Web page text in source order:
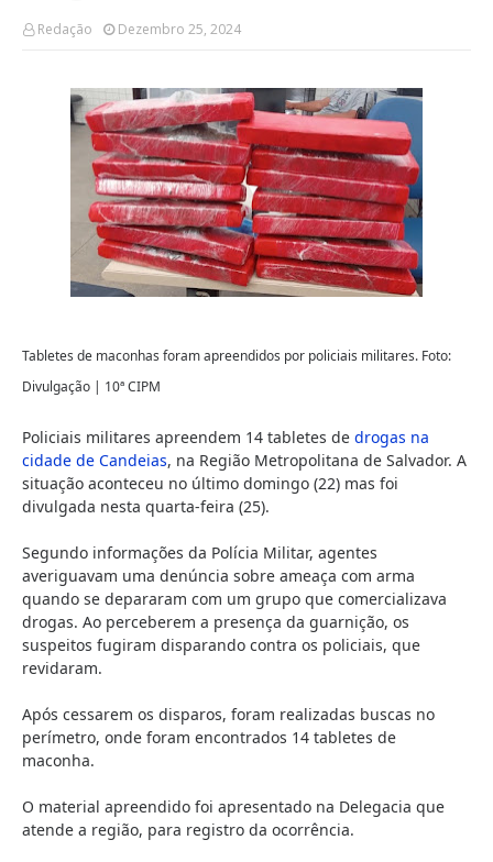
Redação Dezembro 25, 2024
Tabletes de maconhas foram apreendidos por policiais militares. Foto:
Divulgação | 10ª CIPM
Policiais militares apreendem 14 tabletes de drogas na
cidade de Candeias, na Região Metropolitana de Salvador. A
situação aconteceu no último domingo (22) mas foi
divulgada nesta quarta-feira (25).
Segundo informações da Polícia Militar, agentes
averiguavam uma denúncia sobre ameaça com arma
quando se depararam com um grupo que comercializava
drogas. Ao perceberem a presença da guarnição, os
suspeitos fugiram disparando contra os policiais, que
revidaram.
Após cessarem os disparos, foram realizadas buscas no
perímetro, onde foram encontrados 14 tabletes de
maconha.
O material apreendido foi apresentado na Delegacia que
atende a região, para registro da ocorrência.